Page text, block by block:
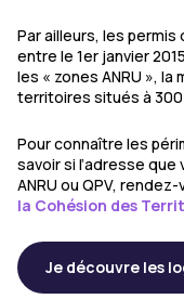
Par ailleurs, les
entre le 1er janvier
les « zones ANRU »,
territoires situés à 300
Pour connaître les
savoir si l’adresse
ANRU ou QPV,
la Cohésion des
Je découvre les